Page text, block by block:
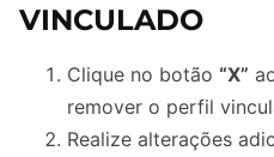
VINCULADO
Clique no botão “X”
remover o perfil
Realize alterações